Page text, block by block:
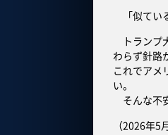
「似てい
トランプ
わらず針路
これでアメ
い。
そんな不
（2026年5